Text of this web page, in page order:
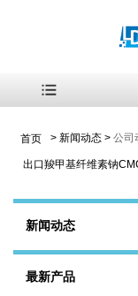
首页 > 新闻动态 > 公司
出口羧甲基纤维素钠
新闻动态
最新产品